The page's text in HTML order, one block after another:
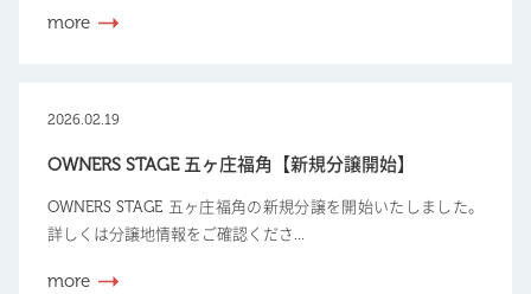
more
2026.02.19
OWNERS STAGE 五ヶ庄福角【新規分譲開始】
OWNERS STAGE 五ヶ庄福角の新規分譲を開始いたしました。
詳しくは分譲地情報をご確認くださ...
more